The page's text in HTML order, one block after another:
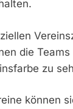
die
zu
können